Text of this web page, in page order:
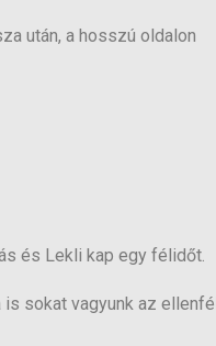
után, a hosszú oldalon
és Lekli kap egy félidőt.
sokat vagyunk az ellenfél